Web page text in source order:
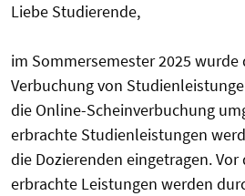
Liebe Studierende,
im Sommersemester 2025 wurde
Verbuchung von
die Online-Scheinverbuchung
erbrachte Studienleistungen
die Dozierenden eingetragen.
erbrachte Leistungen werden